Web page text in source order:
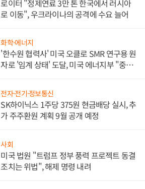
로이터 "정제연료 3만 톤 한국에서 러시아
로 이동", 우크라이나의 공격에 수요 늘어
화학·에너지
'한수원 협력사' 미국 오클로 SMR 연구용 원
자로 '임계 상태' 도달, 미국 에너지부 "중요
전자·전기·정보통신
SK하이닉스 1주당 375원 현금배당 실시, 추
가 주주환원 계획 9월 공개 예정
사회
미국 법원 "트럼프 정부 풍력 프로젝트 동결
조치는 위법", 해제 명령 내려